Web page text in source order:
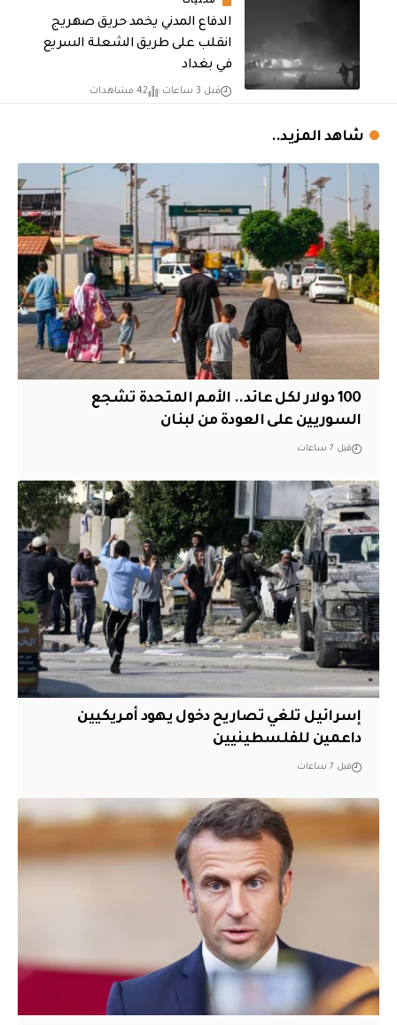
الدفاع المدني يخمد حريق صهريج
انقلب على طريق الشعلة السريع
في بغداد
قبل 3 ساعات 42 مشاهدات
شاهد المزيد..
100 دولار لكل عائد.. الأمم المتحدة تشجع
السوريين على العودة من لبنان
قبل 7 ساعات
إسرائيل تلغي تصاريح دخول يهود أمريكيين
داعمين للفلسطينيين
قبل 7 ساعات